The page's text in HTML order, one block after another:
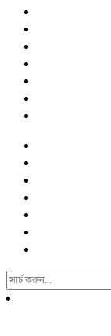
Search
For: